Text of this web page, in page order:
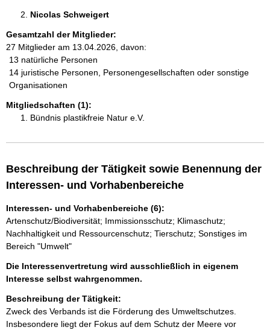
Nicolas Schweigert
Gesamtzahl der Mitglieder:
27 Mitglieder am 13.04.2026, davon:
13 natürliche Personen
14 juristische Personen, Personengesellschaften oder sonstige
Organisationen
Mitgliedschaften (1):
Bündnis plastikfreie Natur e.V.
Beschreibung der Tätigkeit sowie Benennung der
Interessen- und Vorhabenbereiche
Interessen- und Vorhabenbereiche (6):
Artenschutz/Biodiversität; Immissionsschutz; Klimaschutz;
Nachhaltigkeit und Ressourcenschutz; Tierschutz; Sonstiges im
Bereich "Umwelt"
Die Interessenvertretung wird ausschließlich in eigenem
Interesse selbst wahrgenommen.
Beschreibung der Tätigkeit:
Zweck des Verbands ist die Förderung des Umweltschutzes.
Insbesondere liegt der Fokus auf dem Schutz der Meere vor